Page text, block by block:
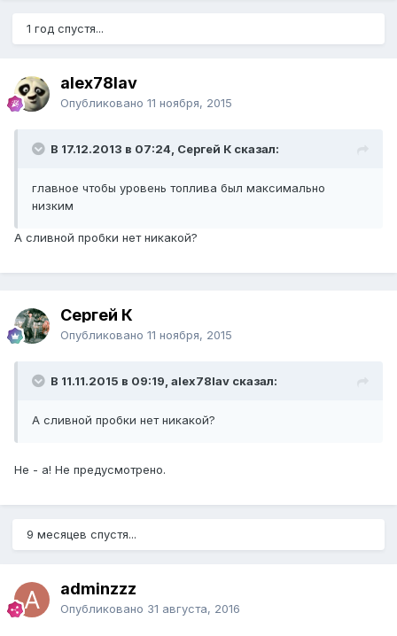
1 год спустя...
alex78lav
Опубликовано 11 ноября, 2015
В 17.12.2013 в 07:24, Сергей К сказал:
главное чтобы уровень топлива был максимально
низким
А сливной пробки нет никакой?
Сергей К
Опубликовано 11 ноября, 2015
В 11.11.2015 в 09:19, alex78lav сказал:
А сливной пробки нет никакой?
Не - а! Не предусмотрено.
9 месяцев спустя...
adminzzz
Опубликовано 31 августа, 2016